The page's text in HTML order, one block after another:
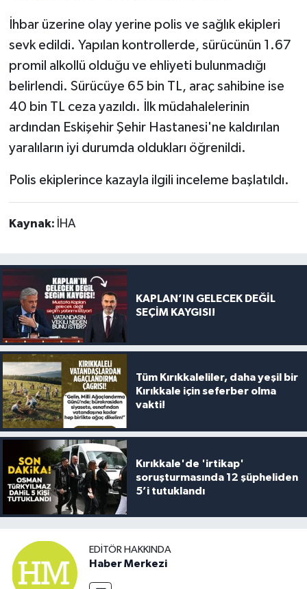
İhbar üzerine olay yerine polis ve sağlık ekipleri
sevk edildi. Yapılan kontrollerde, sürücünün 1.67
promil alkollü olduğu ve ehliyeti bulunmadığı
belirlendi. Sürücüye 65 bin TL, araç sahibine ise
40 bin TL ceza yazıldı. İlk müdahalelerinin
ardından Eskişehir Şehir Hastanesi'ne kaldırılan
yaralıların iyi durumda oldukları öğrenildi.
Polis ekiplerince kazayla ilgili inceleme başlatıldı.
Kaynak: İHA
KAPLAN’IN GELECEK DEĞİL
SEÇİM KAYGISI!
Tüm Kırıkkaleliler, daha yeşil bir
Kırıkkale için seferber olma
vakti!
Kırıkkale'de 'irtikap'
soruşturmasında 12 şüpheliden
5’i tutuklandı
EDITÖR HAKKINDA
Haber Merkezi